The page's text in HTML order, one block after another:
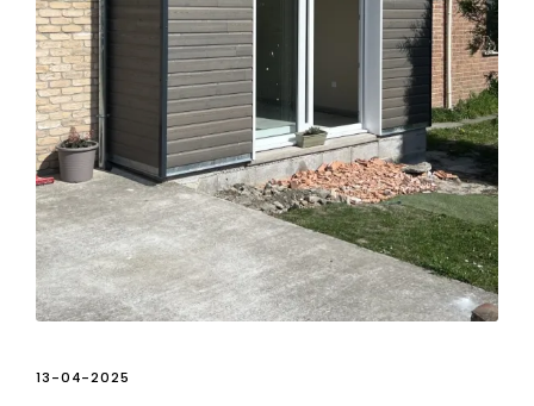
13-04-2025